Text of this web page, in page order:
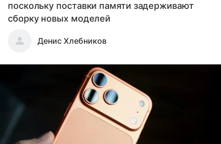
поскольку поставки памяти задерживают
сборку новых моделей
Денис Хлебников